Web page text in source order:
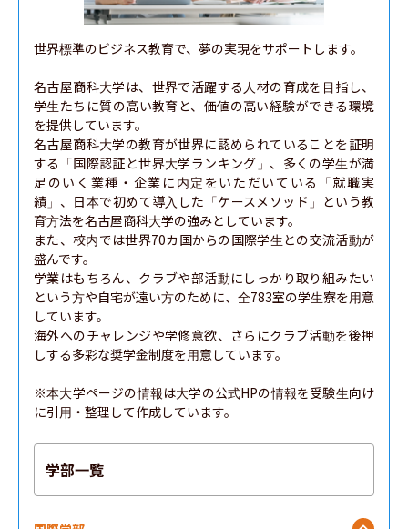
世界標準のビジネス教育で、夢の実現をサポートします。
名古屋商科大学は、世界で活躍する人材の育成を目指し、
学生たちに質の高い教育と、価値の高い経験ができる環境
を提供しています。
名古屋商科大学の教育が世界に認められていることを証明
する「国際認証と世界大学ランキング」、多くの学生が満
足のいく業種・企業に内定をいただいている「就職実
績」、日本で初めて導入した「ケースメソッド」という教
育方法を名古屋商科大学の強みとしています。
また、校内では世界70カ国からの国際学生との交流活動が
盛んです。
学業はもちろん、クラブや部活動にしっかり取り組みたい
という方や自宅が遠い方のために、全783室の学生寮を用意
しています。
海外へのチャレンジや学修意欲、さらにクラブ活動を後押
しする多彩な奨学金制度を用意しています。
※本大学ページの情報は大学の公式HPの情報を受験生向け
に引用・整理して作成しています。
学部一覧